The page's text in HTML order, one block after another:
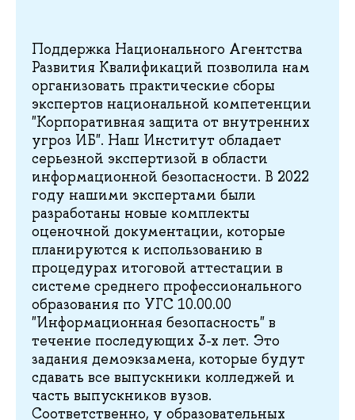
Поддержка Национального Агентства
Развития Квалификаций позволила нам
организовать практические сборы
экспертов национальной компетенции
"Корпоративная защита от внутренних
угроз ИБ". Наш Институт обладает
серьезной экспертизой в области
информационной безопасности. В 2022
году нашими экспертами были
разработаны новые комплекты
оценочной документации, которые
планируются к использованию в
процедурах итоговой аттестации в
системе среднего профессионального
образования по УГС 10.00.00
"Информационная безопасность" в
течение последующих 3-х лет. Это
задания демоэкзамена, которые будут
сдавать все выпускники колледжей и
часть выпускников вузов.
Соответственно, у образовательных